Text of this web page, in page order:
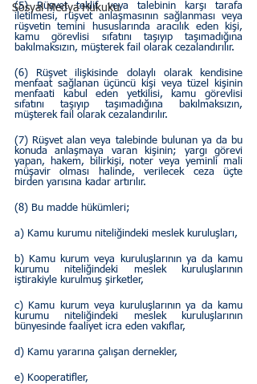
Sosyal Medya Hukuku
(5) Rüşvet teklif veya talebinin karşı tarafa
iletilmesi, rüşvet anlaşmasının sağlanması veya
rüşvetin temini hususlarında aracılık eden kişi,
kamu görevlisi sıfatını taşıyıp taşımadığına
bakılmaksızın, müşterek fail olarak cezalandırılır.
(6) Rüşvet ilişkisinde dolaylı olarak kendisine
menfaat sağlanan üçüncü kişi veya tüzel kişinin
menfaati kabul eden yetkilisi, kamu görevlisi
sıfatını taşıyıp taşımadığına bakılmaksızın,
müşterek fail olarak cezalandırılır.
(7) Rüşvet alan veya talebinde bulunan ya da bu
konuda anlaşmaya varan kişinin; yargı görevi
yapan, hakem, bilirkişi, noter veya yeminli mali
müşavir olması halinde, verilecek ceza üçte
birden yarısına kadar artırılır.
(8) Bu madde hükümleri;
a) Kamu kurumu niteliğindeki meslek kuruluşları,
b) Kamu kurum veya kuruluşlarının ya da kamu
kurumu niteliğindeki meslek kuruluşlarının
iştirakiyle kurulmuş şirketler,
c) Kamu kurum veya kuruluşlarının ya da kamu
kurumu niteliğindeki meslek kuruluşlarının
bünyesinde faaliyet icra eden vakıflar,
d) Kamu yararına çalışan dernekler,
e) Kooperatifler,